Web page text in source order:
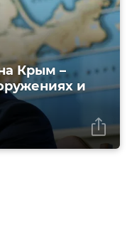
Крым –
и